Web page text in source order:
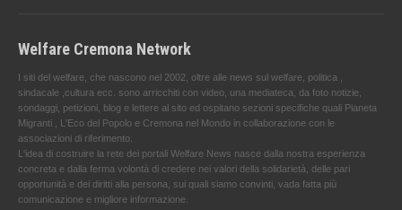
Welfare Cremona Network
I siti del welfare, che nascono nel 2002, oltre alle news sul welfare, politica ,
sindacale ,cultura ecc. sono arricchiti con video, una mediateca, da foto notizie,
sondaggi, petizioni, blog e lettere al sito ed ospitano sezioni specifiche quali Pianeta
Migranti , L'Eco del Popolo e Cremona nel Mondo in collaborazione con le
associazioni di riferimento.
L'idea di costruire la rete dei portali Welfare News nasce dalla nostra esperienza
concreta e dalla ferma volontà di credere nei valori della solidarietà, delle pari
opportunità e dei diritti alla persona, sui quali siamo convinti, vada fatta più
comunicazione e migliore informazione.